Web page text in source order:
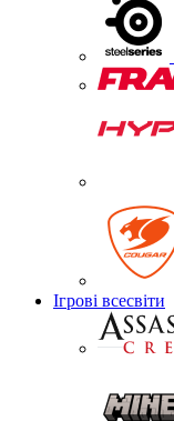
Ігрові всесвіти